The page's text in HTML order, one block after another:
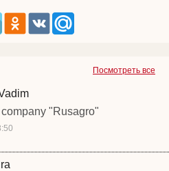
Посмотреть все
"Rusagro"